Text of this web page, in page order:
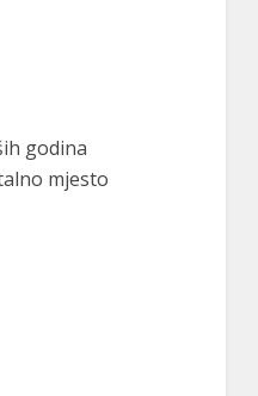
godina
mjesto